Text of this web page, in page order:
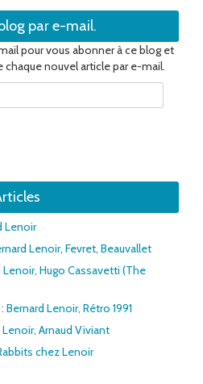
par e-mail.
pour vous abonner à ce blog et
nouvel article par e-mail.
Lenoir
Lenoir, Fevret, Beauvallet
Lenoir, Hugo Cassavetti (The
Lenoir, Rétro 1991
Lenoir, Arnaud Viviant
chez Lenoir